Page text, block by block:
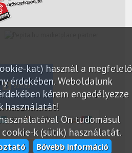
kat) használ a megfelelő
érdekében. Weboldalunk
kérem engedélyezze
használatát!
Ön tudomásul
k (sütik) használatát.
Bővebb információ